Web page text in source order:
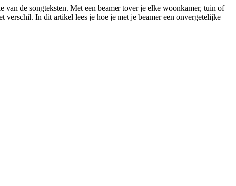
de songteksten. Met een beamer tover je elke woonkamer, tuin of
verschil. In dit artikel lees je hoe je met je beamer een onvergetelijke